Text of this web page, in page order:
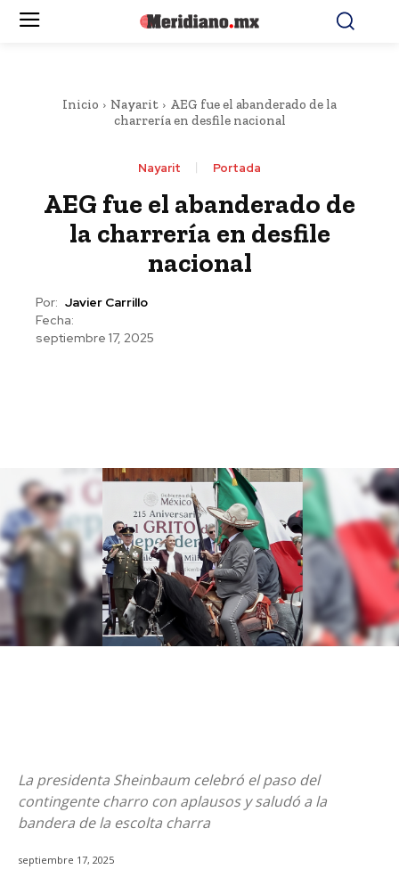
Inicio Nayarit
AEG fue el abanderado de la
charrería en desfile nacional
Nayarit Portada
AEG fue el abanderado de
la charrería en desfile
nacional
Por: Javier Carrillo
Fecha:
septiembre 17, 2025
La presidenta Sheinbaum celebró el paso del
contingente charro con aplausos y saludó a la
bandera de la escolta charra
septiembre 17, 2025